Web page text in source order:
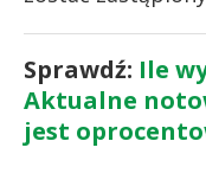
Sprawdź: Ile
Aktualne
jest